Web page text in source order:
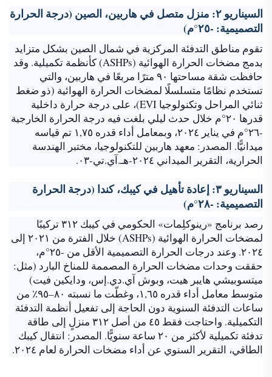
السيناريو ٢: منزل متصل في هاربين، الصين (درجة الحرارة
التصميمية: -٢٥°م)
تقوم مناطق التدفئة المركزية في شمال الصين بشكل متزايد
بدمج مضخات الحرارة الهوائية (ASHPs) كأنظمة تكميلية. وقد
حافظت شقة مساحتها ٩٠ مترًا مربعًا في هاربين، والتي
تستخدم نظامًا متسلسلًا لمضخات الحرارة الهوائية (ذو ضغط
ثنائي المراحل وتكنولوجيا EVI)، على درجة حرارة داخلية
قدرها ٢٠°م خلال حدث ليلي بلغت فيه درجة الحرارة الخارجية
-٢٦°م في يناير ٢٠٢٤، وبمعامل أداء قدره ١,٧٥ تم قياسه
ميدانيًّا. المصدر: معهد هاربين للتكنولوجيا، مختبر الهندسة
الحرارية، التقرير الميداني ٢٠٢٤-هـ.آي.تي-٠٣.
السيناريو ٣: إعادة تأهيل في كيبك، كندا (درجة الحرارة
التصميمية: -٢٨°م)
رصد برنامج «رينوكلِمات» الحكومي في كيبك ٣١٢ تركيبًا
لمضخات الحرارة الهوائية (ASHPs) خلال الفترة من ٢٠٢١ إلى
٢٠٢٤. وعند درجات الحرارة التصميمية الأقل من -٢٥°م،
حققت وحدات مضخات الحرارة المصممة للمناخ البارد (مثل:
ميتسوبيشي هايبر هيت، وبوش آي.دي.إس، ودايكين فيت)
متوسط معامل أداء قدره ١,٦٥، وغطّت ما نسبته ٨٠–٩٥٪ من
ساعات التدفئة السنوية دون الحاجة إلى تفعيل أنظمة التدفئة
التكميلية. واحتاجت فقط ٤٥ من أصل ٣١٢ منزلٍ إلى طاقة
تدفئة تكميلية لأكثر من ٢٠ ساعة سنويًّا. المصدر: انتقال كيبك
الطاقي، التقرير السنوي عن أداء مضخات الحرارة لعام ٢٠٢٤.